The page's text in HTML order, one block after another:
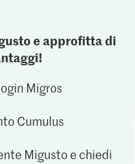
e approfitta di
Migros
Cumulus
Migusto e chiedi